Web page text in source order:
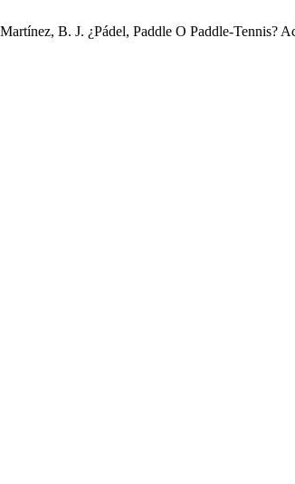
B. J. ¿Pádel, Paddle O Paddle-Tennis?